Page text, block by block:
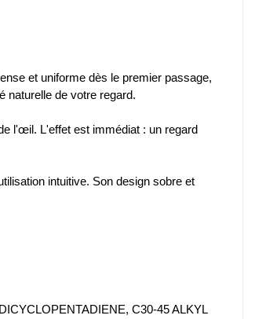
et uniforme dès le premier passage,
naturelle de votre regard.
l'œil. L'effet est immédiat : un regard
intuitive. Son design sobre et
C30-45 ALKYL